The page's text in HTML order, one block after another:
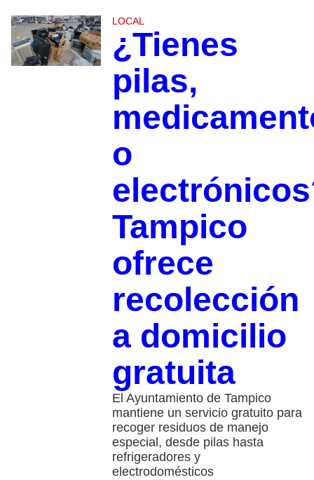
LOCAL
¿Tienes
pilas,
o
Tampico
ofrece
recolección
a domicilio
gratuita
El Ayuntamiento de Tampico
mantiene un servicio gratuito para
recoger residuos de manejo
especial, desde pilas hasta
refrigeradores y
electrodomésticos